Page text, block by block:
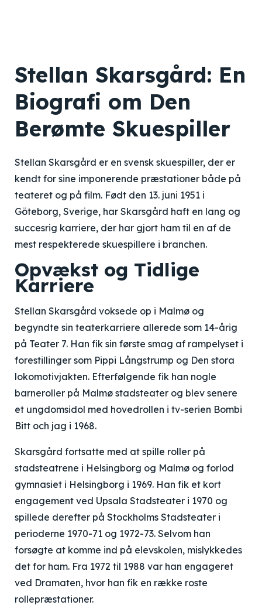
Stellan Skarsgård: En
Biografi om Den
Berømte Skuespiller
Stellan Skarsgård er en svensk skuespiller, der er
kendt for sine imponerende præstationer både på
teateret og på film. Født den 13. juni 1951 i
Göteborg, Sverige, har Skarsgård haft en lang og
succesrig karriere, der har gjort ham til en af de
mest respekterede skuespillere i branchen.
Opvækst og Tidlige
Karriere
Stellan Skarsgård voksede op i Malmø og
begyndte sin teaterkarriere allerede som 14-årig
på Teater 7. Han fik sin første smag af rampelyset i
forestillinger som Pippi Långstrump og Den stora
lokomotivjakten. Efterfølgende fik han nogle
barneroller på Malmø stadsteater og blev senere
et ungdomsidol med hovedrollen i tv-serien Bombi
Bitt och jag i 1968.
Skarsgård fortsatte med at spille roller på
stadsteatrene i Helsingborg og Malmø og forlod
gymnasiet i Helsingborg i 1969. Han fik et kort
engagement ved Upsala Stadsteater i 1970 og
spillede derefter på Stockholms Stadsteater i
perioderne 1970-71 og 1972-73. Selvom han
forsøgte at komme ind på elevskolen, mislykkedes
det for ham. Fra 1972 til 1988 var han engageret
ved Dramaten, hvor han fik en række roste
rollepræstationer.